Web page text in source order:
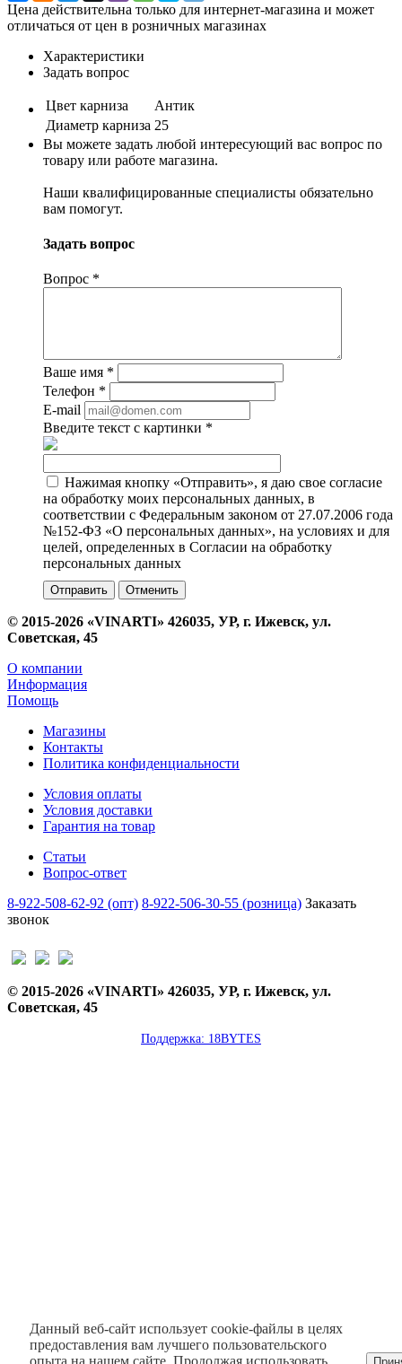
Цена действительна только для интернет-магазина и может
отличаться от цен в розничных магазинах
Характеристики
Задать вопрос
Цвет карниза
Антик
Диаметр карниза 25
Вы можете задать любой интересующий вас вопрос по
товару или работе магазина.
Наши квалифицированные специалисты обязательно
вам помогут.
Задать вопрос
Вопрос *
Ваше имя *
Телефон *
E-mail
Введите текст с картинки *
Нажимая кнопку «Отправить», я даю свое согласие
на обработку моих персональных данных, в
соответствии с Федеральным законом от 27.07.2006 года
№152-ФЗ «О персональных данных», на условиях и для
целей, определенных в Согласии на обработку
персональных данных
Отменить
© 2015-2026 «VINARTI» 426035, УР, г. Ижевск, ул.
Советская, 45
О компании
Информация
Помощь
Магазины
Контакты
Политика конфиденциальности
Условия оплаты
Условия доставки
Гарантия на товар
Статьи
Вопрос-ответ
8-922-508-62-92 (опт) 8-922-506-30-55 (розница) Заказать
звонок
© 2015-2026 «VINARTI» 426035, УР, г. Ижевск, ул.
Советская, 45
Поддержка: 18BYTES
Данный веб-сайт использует cookie-файлы в целях
предоставления вам лучшего пользовательского
опыта на нашем сайте. Продолжая использовать